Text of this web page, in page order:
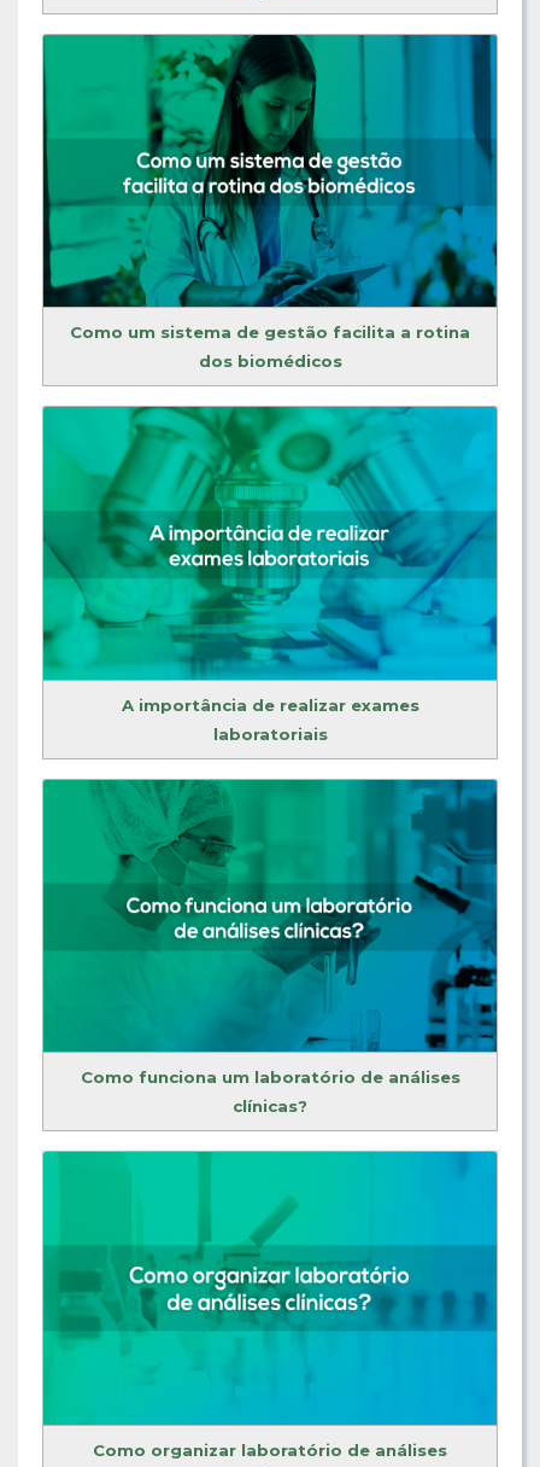
Como um sistema de gestão facilita a rotina
dos biomédicos
A importância de realizar exames
laboratoriais
Como funciona um laboratório de análises
clínicas?
Como organizar laboratório de análises